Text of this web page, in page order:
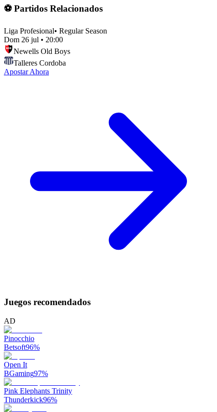
⚽ Partidos Relacionados
Liga Profesional• Regular Season
Dom 26 jul • 20:00
Newells Old Boys
Talleres Cordoba
Apostar Ahora
Juegos recomendados
AD
Pinocchio
Betsoft96%
Open It
BGaming97%
Pink Elephants Trinity
Thunderkick96%